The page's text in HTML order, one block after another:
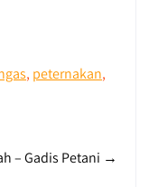
, peternakan,
– Gadis Petani →